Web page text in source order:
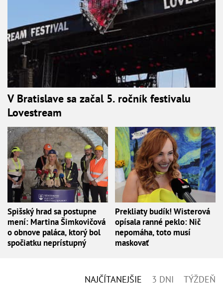
V Bratislave sa začal 5. ročník festivalu
Lovestream
Spišský hrad sa postupne
mení: Martina Šimkovičová
o obnove paláca, ktorý bol
spočiatku neprístupný
Prekliaty budík! Wisterová
opísala ranné peklo: Nič
nepomáha, toto musí
maskovať
NAJČÍTANEJŠIE 3 DNI TÝŽDEŇ